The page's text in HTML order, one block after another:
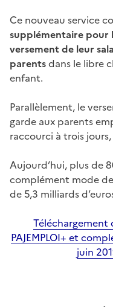
Ce nouveau service
supplémentaire pour
versement de leur
parentsdans le libre
enfant.
Parallèlement, le
garde aux parents
raccourci à trois
Aujourd’hui, plus de
complément mode
de 5,3 milliards
Téléchargement
PAJEMPLOI+ et
juin